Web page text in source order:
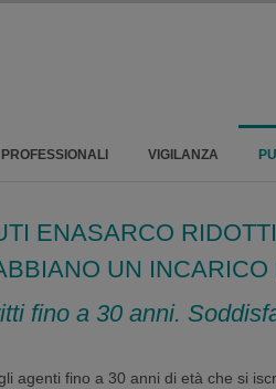
VIGILANZA
ENASARCO
UN
fino a 30 anni.
agenti fino a 30 anni di età che si